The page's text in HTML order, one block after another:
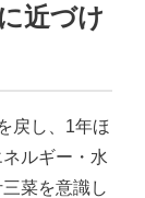
近づけ
戻し、1年ほ
ルギー・水
菜を意識し